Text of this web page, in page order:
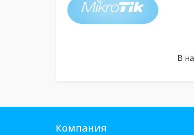
В
Компания